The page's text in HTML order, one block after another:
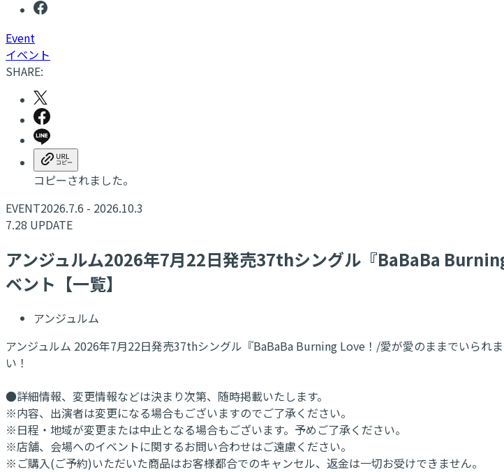
Event
イベント
SHARE:
コピーされました。
EVENT2026.7.6 - 2026.10.3
7.28 UPDATE
アンジュルム2026年7月22日発売37thシングル『BaBaBa
ベント【一覧】
アンジュルム
アンジュルム 2026年7月22日発売37thシングル『BaBaBa Burning Love！/愛が愛のままでいられ
い！
●詳細情報、変更情報などは決まり次第、随時掲載いたします。
※内容、出演者は変更になる場合もございますのでご了承ください。
※日程・地域が変更または中止となる場合もございます。予めご了承ください。
※店舗、会場へのイベントに関するお問い合わせはご遠慮ください。
※ご購入(ご予約)いただいた商品はお客様都合でのキャンセル、返金は一切お受けできません。